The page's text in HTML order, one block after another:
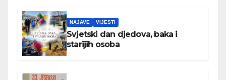
NAJAVE VIJESTI
Svjetski dan djedova, baka i
starijih osoba